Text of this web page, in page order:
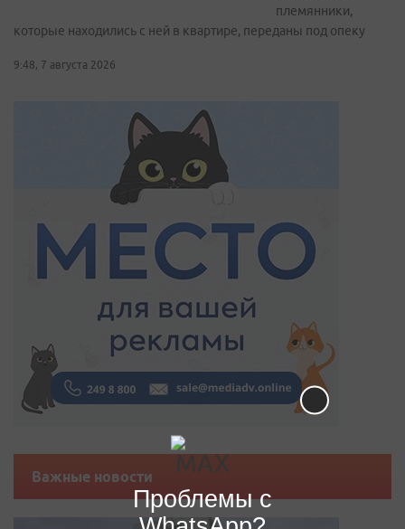
племянники,
которые находились с ней в квартире, переданы под опеку
9:48, 7 августа 2026
Важные новости
Проблемы с